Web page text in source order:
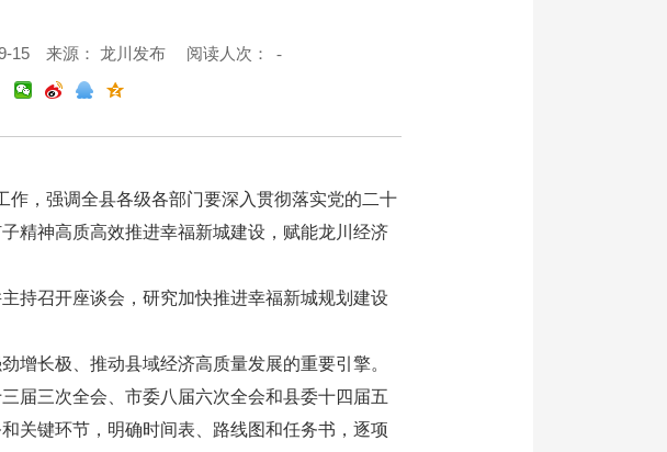
15 来源： 龙川发布 阅读人次： -
，强调全县各级各部门要深入贯彻落实党的二十
精神高质高效推进幸福新城建设，赋能龙川经济
召开座谈会，研究加快推进幸福新城规划建设
长极、推动县域经济高质量发展的重要引擎。
届三次全会、市委八届六次全会和县委十四届五
关键环节，明确时间表、路线图和任务书，逐项